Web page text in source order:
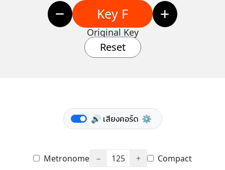
Key F
Original Key
Reset
🔊 เสียงคอร์ด ⚙️
Metronome − 125 + Compact